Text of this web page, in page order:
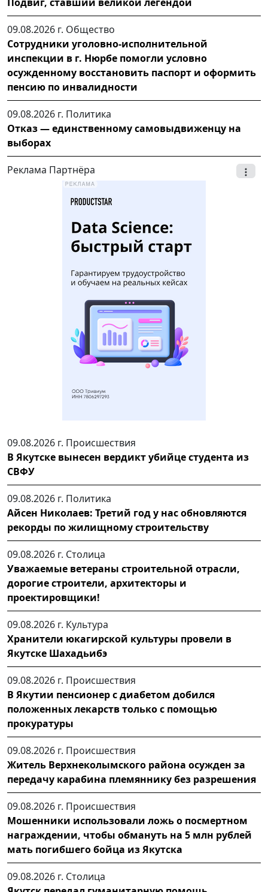
09.08.2026 г. Общество
Сотрудники уголовно-исполнительной
инспекции в г. Нюрбе помогли условно
осужденному восстановить паспорт и оформить
пенсию по инвалидности
09.08.2026 г. Политика
Отказ — единственному самовыдвиженцу на
выборах
Реклама Партнёра
09.08.2026 г. Происшествия
В Якутске вынесен вердикт убийце студента из
СВФУ
09.08.2026 г. Политика
Айсен Николаев: Третий год у нас обновляются
рекорды по жилищному строительству
09.08.2026 г. Столица
Уважаемые ветераны строительной отрасли,
дорогие строители, архитекторы и
проектировщики!
09.08.2026 г. Культура
Хранители юкагирской культуры провели в
Якутске Шахадьибэ
09.08.2026 г. Происшествия
В Якутии пенсионер с диабетом добился
положенных лекарств только с помощью
прокуратуры
09.08.2026 г. Происшествия
Житель Верхнеколымского района осужден за
передачу карабина племяннику без разрешения
09.08.2026 г. Происшествия
Мошенники использовали ложь о посмертном
награждении, чтобы обмануть на 5 млн рублей
мать погибшего бойца из Якутска
09.08.2026 г. Столица